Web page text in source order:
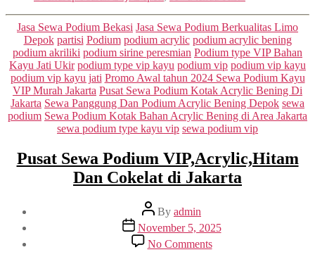
Categories
Jasa Sewa Podium Bekasi Jasa Sewa Podium Berkualitas Limo
Depok partisi Podium podium acrylic podium acrylic bening
podium akriliki podium sirine peresmian Podium type VIP Bahan
Kayu Jati Ukir podium type vip kayu podium vip podium vip kayu
podium vip kayu jati Promo Awal tahun 2024 Sewa Podium Kayu
VIP Murah Jakarta Pusat Sewa Podium Kotak Acrylic Bening Di
Jakarta Sewa Panggung Dan Podium Acrylic Bening Depok sewa
podium Sewa Podium Kotak Bahan Acrylic Bening di Area Jakarta
sewa podium type kayu vip sewa podium vip
Pusat Sewa Podium VIP,Acrylic,Hitam
Dan Cokelat di Jakarta
Post
author
By admin
Post
date
November 5, 2025
No Commentson
Pusat